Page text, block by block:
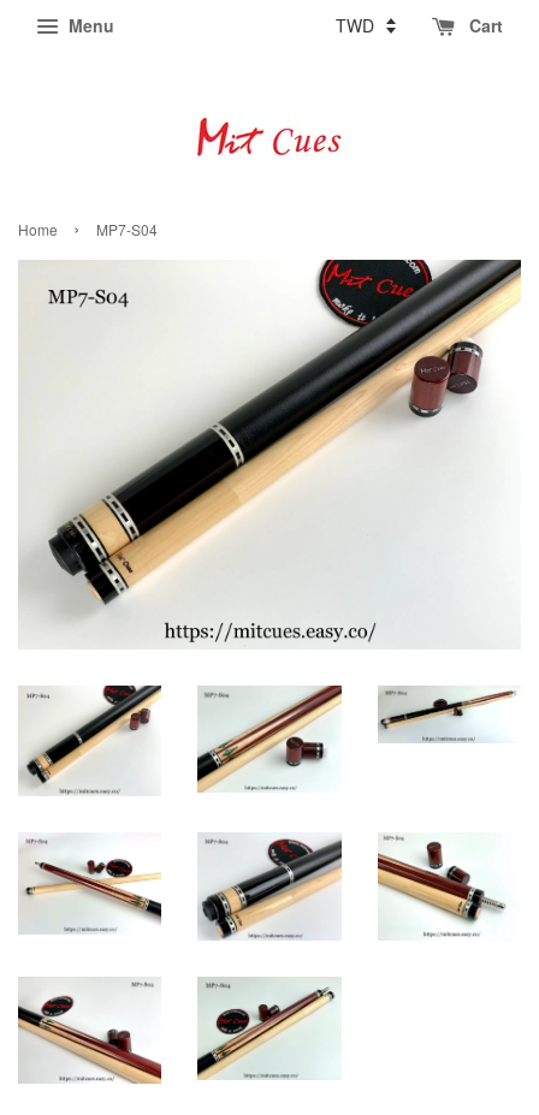
Menu Cart
Home › MP7-S04